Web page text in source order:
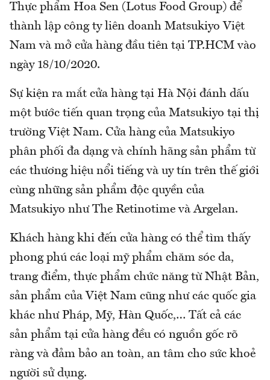
Thực phẩm Hoa Sen (Lotus Food Group) để
thành lập công ty liên doanh Matsukiyo Việt
Nam và mở cửa hàng đầu tiên tại TP.HCM vào
ngày 18/10/2020.
Sự kiện ra mắt cửa hàng tại Hà Nội đánh dấu
một bước tiến quan trọng của Matsukiyo tại thị
trường Việt Nam. Cửa hàng của Matsukiyo
phân phối đa dạng và chính hãng sản phẩm từ
các thương hiệu nổi tiếng và uy tín trên thế giới
cùng những sản phẩm độc quyền của
Matsukiyo như The Retinotime và Argelan.
Khách hàng khi đến cửa hàng có thể tìm thấy
phong phú các loại mỹ phẩm chăm sóc da,
trang điểm, thực phẩm chức năng từ Nhật Bản,
sản phẩm của Việt Nam cũng như các quốc gia
khác như Pháp, Mỹ, Hàn Quốc,… Tất cả các
sản phẩm tại cửa hàng đều có nguồn gốc rõ
ràng và đảm bảo an toàn, an tâm cho sức khoẻ
người sử dụng.